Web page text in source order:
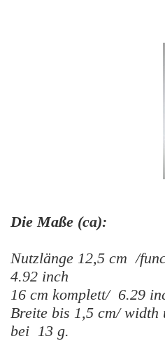
Die Maße (ca):
Nutzlänge 12,5 cm /
4.92 inch
16 cm komplett/ 6.29
Breite bis 1,5 cm/ width
bei 13 g.